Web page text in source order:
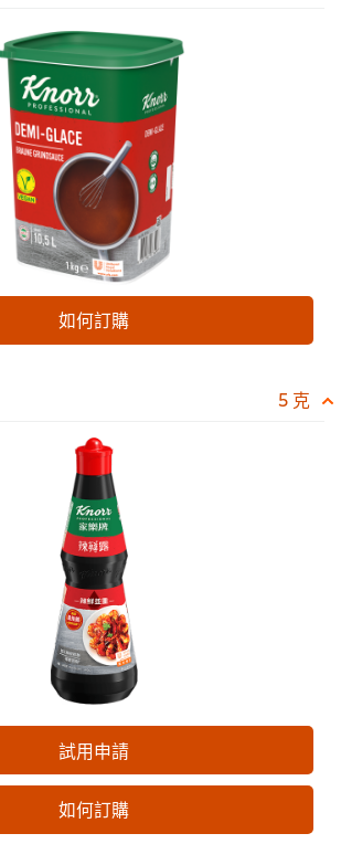
如何訂購
5 克
試用申請
如何訂購